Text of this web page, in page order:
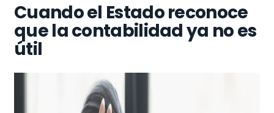
Cuando el Estado reconoce
que la contabilidad ya no es
útil